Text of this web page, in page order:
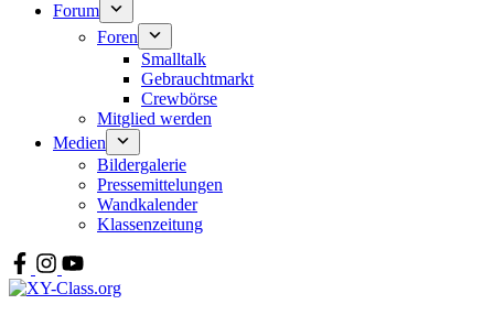
Forum
Foren
Smalltalk
Gebrauchtmarkt
Crewbörse
Mitglied werden
Medien
Bildergalerie
Pressemittelungen
Wandkalender
Klassenzeitung